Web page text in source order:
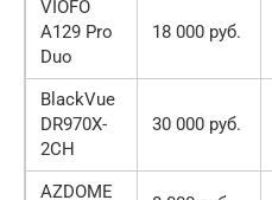
VIOFO
A129 Pro
Duo
18 000 руб.
BlackVue
DR970X-
2CH
30 000 руб.
AZDOME